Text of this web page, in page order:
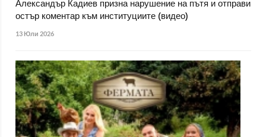
Александър Кадиев призна нарушение на пътя и отправи
остър коментар към институциите (видео)
13 Юли 2026